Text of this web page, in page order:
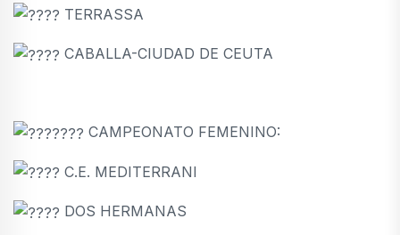
TERRASSA
CABALLA-CIUDAD DE CEUTA
CAMPEONATO FEMENINO:
C.E. MEDITERRANI
DOS HERMANAS